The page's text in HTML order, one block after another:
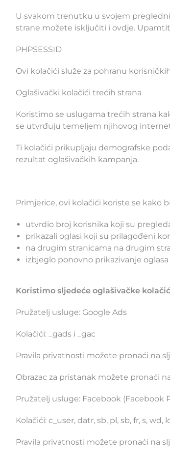
U svakom trenutku u svojem
strane možete isključiti i ovdje.
PHPSESSID
Ovi kolačići služe za pohranu
Oglašivački kolačići trećih strana
Koristimo se uslugama trećih strana
se utvrđuju temeljem njihovog
Ti kolačići prikupljaju demografske
rezultat oglašivačkih kampanja.
Primjerice, ovi kolačići koriste se kako
utvrdio broj korisnika koji su
prikazali oglasi koji su prilagođeni
na drugim stranicama na drugim
izbjeglo ponovno prikazivanje
Koristimo sljedeće oglašivačke
Pružatelj usluge: Google Ads
Kolačići: _gads i _gac
Pravila privatnosti možete pronaći na
Obrazac za pristanak možete pronaći
Pružatelj usluge: Facebook (Facebook
Kolačići: c_user, datr, sb, pl, sb, fr, s, wd,
Pravila privatnosti možete pronaći na